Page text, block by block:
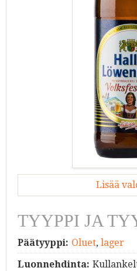
Lisää
TYYPPI JA
Päätyyppi: Oluet, lager
Luonnehdinta: